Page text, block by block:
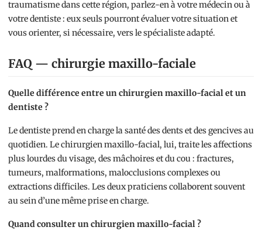
traumatisme dans cette région, parlez-en à votre médecin ou à
votre dentiste : eux seuls pourront évaluer votre situation et
vous orienter, si nécessaire, vers le spécialiste adapté.
FAQ — chirurgie maxillo-faciale
Quelle différence entre un chirurgien maxillo-facial et un
dentiste ?
Le dentiste prend en charge la santé des dents et des gencives au
quotidien. Le chirurgien maxillo-facial, lui, traite les affections
plus lourdes du visage, des mâchoires et du cou : fractures,
tumeurs, malformations, malocclusions complexes ou
extractions difficiles. Les deux praticiens collaborent souvent
au sein d’une même prise en charge.
Quand consulter un chirurgien maxillo-facial ?